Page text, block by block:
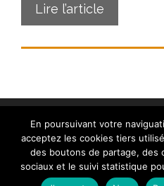
Lire l’article
Contact|Mentions
En poursuivant votre
acceptez les cookies tiers
des boutons de partage, des
sociaux et le suivi statistique